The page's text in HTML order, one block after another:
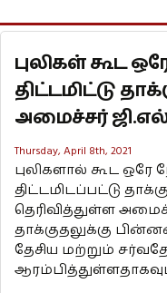
புலிகள் கூட
திட்டமிட்டு
அமைச்சர்
Thursday, April 8th, 2021
புலிகளால் கூட ஒரே
திட்டமிடப்பட்டு
தெரிவித்துள்ள
தாக்குதலுக்கு
தேசிய மற்றும்